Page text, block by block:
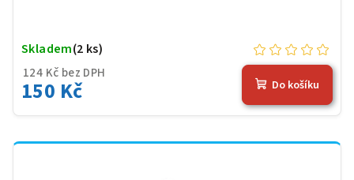
124 Kč bez DPH
150 Kč
Skladem(2 ks)
Do košíku